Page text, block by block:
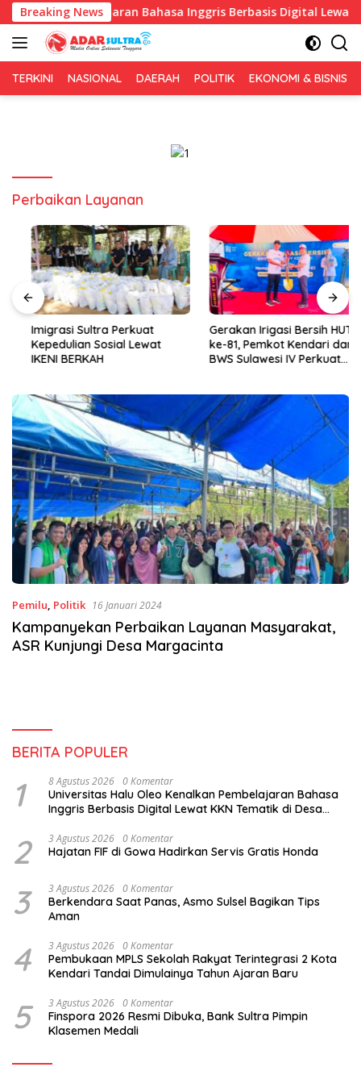
Langsung
ke
konten
Breaking News
Pembelajaran Bahasa Inggris Berbasis Digital Lewat KKN
TERKINI NASIONAL DAERAH POLITIK EKONOMI & BISNIS
Perbaikan Layanan
Imigrasi Sultra Perkuat
Kepedulian Sosial Lewat
IKENI BERKAH
Gerakan Irigasi Bersih HUT RI
ke-81, Pemkot Kendari dan
BWS Sulawesi IV Perkuat
Pemilu, Politik 16 Januari 2024
Kampanyekan Perbaikan Layanan Masyarakat,
ASR Kunjungi Desa Margacinta
BERITA POPULER
1 8 Agustus 2026 0 Komentar
Universitas Halu Oleo Kenalkan Pembelajaran Bahasa
Inggris Berbasis Digital Lewat KKN Tematik di Desa
2 3 Agustus 2026 0 Komentar
Hajatan FIF di Gowa Hadirkan Servis Gratis Honda
3 3 Agustus 2026 0 Komentar
Berkendara Saat Panas, Asmo Sulsel Bagikan Tips
Aman
4 3 Agustus 2026 0 Komentar
Pembukaan MPLS Sekolah Rakyat Terintegrasi 2 Kota
Kendari Tandai Dimulainya Tahun Ajaran Baru
5 3 Agustus 2026 0 Komentar
Finspora 2026 Resmi Dibuka, Bank Sultra Pimpin
Klasemen Medali